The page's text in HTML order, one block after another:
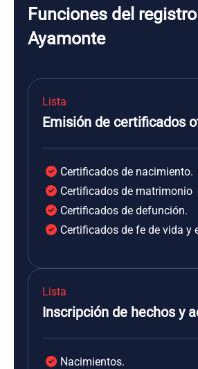
Funciones del
Ayamonte
Lista
Emisión de certificados
Certificados de nacimiento.
Certificados de matrimonio
Certificados de defunción.
Certificados de fe de vida y
Lista
Inscripción de hechos y
Nacimientos.